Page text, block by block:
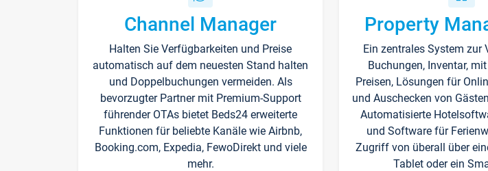
Channel Manager
Halten Sie Verfügbarkeiten und Preise
automatisch auf dem neuesten Stand halten
und Doppelbuchungen vermeiden. Als
bevorzugter Partner mit Premium-Support
führender OTAs bietet Beds24 erweiterte
Funktionen für beliebte Kanäle wie Airbnb,
Booking.com, Expedia, FewoDirekt und viele
mehr.
Property
Ein zentrales System zur
Buchungen, Inventar,
Preisen, Lösungen für
und Auschecken von
Automatisierte
und Software für
Zugriff von überall über
Tablet oder ein